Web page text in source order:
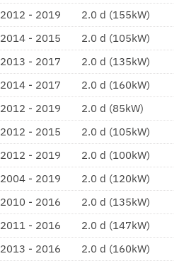
2012 - 2019
2.0 d (155kW)
2014 - 2015
2.0 d (105kW)
2013 - 2017
2.0 d (135kW)
2014 - 2017
2.0 d (160kW)
2012 - 2019
2.0 d (85kW)
2012 - 2015
2.0 d (105kW)
2012 - 2019
2.0 d (100kW)
2004 - 2019
2.0 d (120kW)
2010 - 2016
2.0 d (135kW)
2011 - 2016
2.0 d (147kW)
2013 - 2016
2.0 d (160kW)